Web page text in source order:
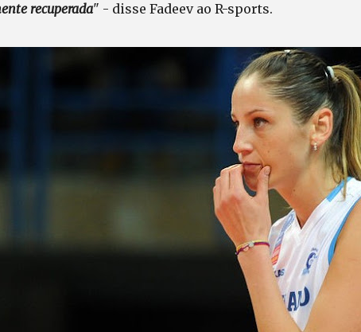
recuperada" - disse Fadeev ao R-sports.